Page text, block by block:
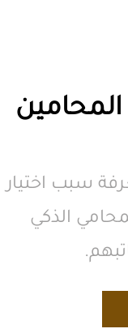
سبب اختيار
الذكي